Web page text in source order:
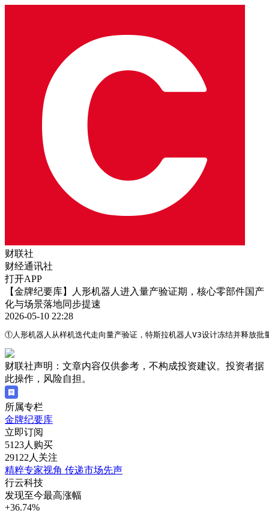
财联社
财经通讯社
打开APP
【金牌纪要库】人形机器人进入量产验证期，核心零部件国产
化与场景落地同步提速
2026-05-10 22:28
①人形机器人从样机迭代走向量产验证，特斯拉机器人V3设计冻结并释放
财联社声明：文章内容仅供参考，不构成投资建议。投资者据
此操作，风险自担。
所属专栏
金牌纪要库
立即订阅
5123人购买
29122人关注
精粹专家视角 传递市场先声
行云科技
发现至今最高涨幅
+36.74%